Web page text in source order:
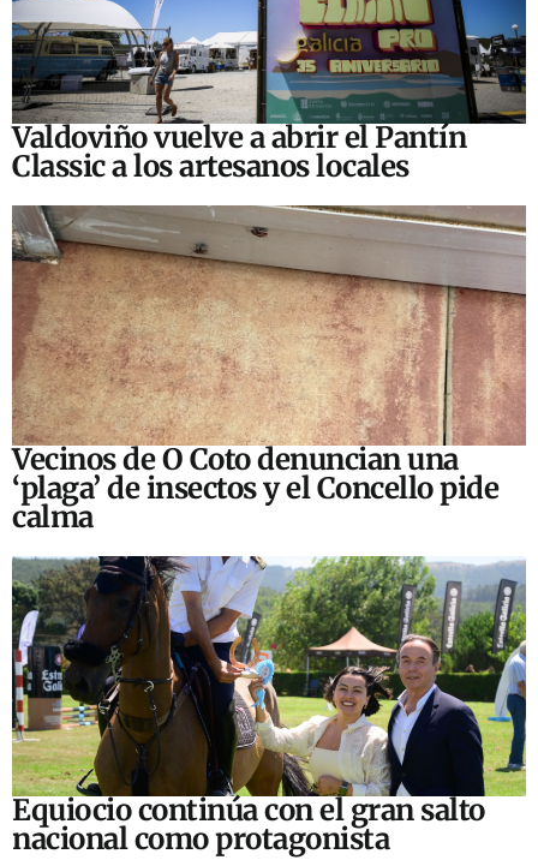
Valdoviño vuelve a abrir el Pantín
Classic a los artesanos locales
Vecinos de O Coto denuncian una
‘plaga’ de insectos y el Concello pide
calma
Equiocio continúa con el gran salto
nacional como protagonista